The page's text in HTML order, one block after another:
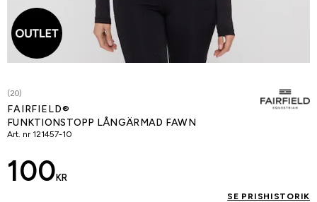
(20)
FAIRFIELD®
FUNKTIONSTOPP LÅNGÄRMAD FAWN
Art. nr 121457-10
100 KR
SE PRISHISTORIK